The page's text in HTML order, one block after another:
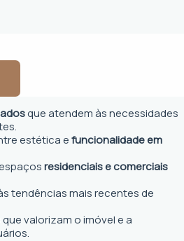
em
que atendem às necessidades
estética efuncionalidade em
residenciais e comerciais
tendências mais recentes de
valorizam o imóvel e a